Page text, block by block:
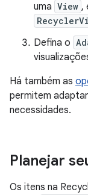
uma View ,
Defina o
Há também as
permitem
necessidades.
Planejar
Os itens na